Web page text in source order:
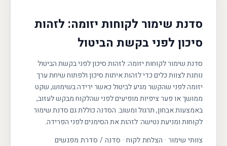
סדנת שימור לקוחות יזומה: לזהות
סיכון לפני בקשת הביטול
סדנת שימור לקוחות יזומה: לזהות סיכון לפני בקשת הביטול
נותנת לצוות כלים כדי לזהות איתות סיכון ולפתוח שיחת ערך
יזומה לפני שהקשר מגיע לביטול כאשר ירידה בשימוש, שקט
ממושך או פער ציפיות מופיעים לפני שהלקוח מבקש לעזוב,
באמצעות אבחון, תרגול ומשוב. הסדנה כוללת גם סדנת שימור
לקוחות ומניעת נטישה: לזהות את הסימנים לפני הפרידה.
צוותי שימור · הצלחת לקוח · סדנה / סדרת מפגשים